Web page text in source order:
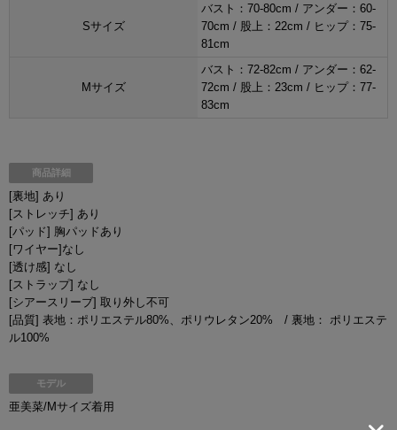
Sサイズ
バスト：70-80cm / アンダー：60-
70cm / 股上：22cm / ヒップ：75-
81cm
Mサイズ
バスト：72-82cm / アンダー：62-
72cm / 股上：23cm / ヒップ：77-
83cm
商品詳細
[裏地] あり
[ストレッチ] あり
[パッド] 胸パッドあり
[ワイヤー]なし
[透け感] なし
[ストラップ] なし
[シアースリーブ] 取り外し不可
[品質] 表地：ポリエステル80%、ポリウレタン20% / 裏地： ポリエステ
ル100%
モデル
亜美菜/Mサイズ着用